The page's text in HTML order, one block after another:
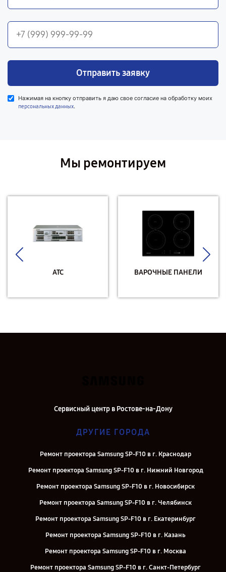
Отправить заявку
Нажимая на кнопку отправить я даю свое согласие на обработку моих
персональных данных.
Мы ремонтируем
АТС ВАРОЧНЫЕ ПАНЕЛИ
Сервисный центр в Ростове-на-Дону
ДРУГИЕ ГОРОДА
Ремонт проектора Samsung SP-F10 в г. Краснодар
Ремонт проектора Samsung SP-F10 в г. Нижний Новгород
Ремонт проектора Samsung SP-F10 в г. Новосибирск
Ремонт проектора Samsung SP-F10 в г. Челябинск
Ремонт проектора Samsung SP-F10 в г. Екатеринбург
Ремонт проектора Samsung SP-F10 в г. Казань
Ремонт проектора Samsung SP-F10 в г. Москва
Ремонт проектора Samsung SP-F10 в г. Санкт-Петербург